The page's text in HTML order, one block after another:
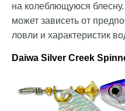
на колеблющуюся
может зависеть от
ловли и характеристик
Daiwa Silver Creek